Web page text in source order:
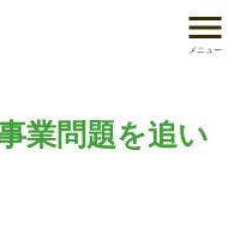
メニュー
業問題を追い